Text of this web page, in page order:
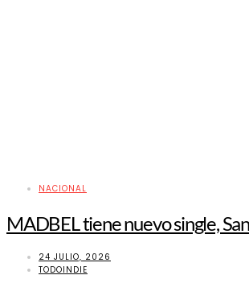
NACIONAL
MADBEL tiene nuevo single,
24 JULIO, 2026
TODOINDIE